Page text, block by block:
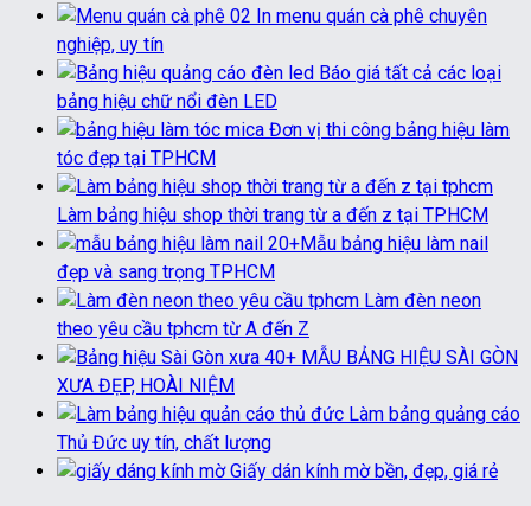
In menu quán cà phê chuyên
nghiệp, uy tín
Báo giá tất cả các loại
bảng hiệu chữ nổi đèn LED
Đơn vị thi công bảng hiệu làm
tóc đẹp tại TPHCM
Làm bảng hiệu shop thời trang từ a đến z tại TPHCM
20+Mẫu bảng hiệu làm nail
đẹp và sang trọng TPHCM
Làm đèn neon
theo yêu cầu tphcm từ A đến Z
40+ MẪU BẢNG HIỆU SÀI GÒN
XƯA ĐẸP, HOÀI NIỆM
Làm bảng quảng cáo
Thủ Đức uy tín, chất lượng
Giấy dán kính mờ bền, đẹp, giá rẻ